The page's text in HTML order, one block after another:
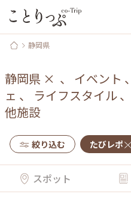
静岡県
静岡県 × 、 イベント 、
ェ 、 ライフスタイル、
他施設
絞り込む たびレポ
スポット